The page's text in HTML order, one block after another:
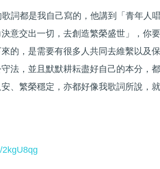
詞都是我自己寫的，他講到「青年人唱
意交出一切，去創造繁榮盛世」，你要
的，是需要有很多人共同去維繫以及保
法，並且默默耕耘盡好自己的本分，都
、繁榮穩定，亦都好像我歌詞所說，就
2kgU8qg